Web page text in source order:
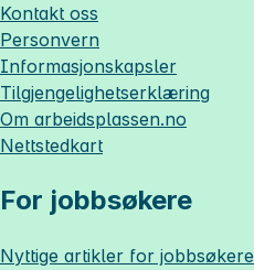
Kontakt oss
Personvern
Informasjonskapsler
Tilgjengelighetserklæring
Om arbeidsplassen.no
Nettstedkart
For jobbsøkere
Nyttige artikler for jobbsøkere